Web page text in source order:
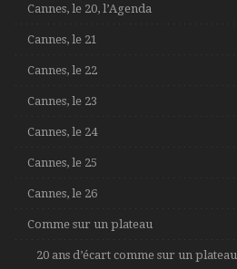
Cannes, le 20, l’Agenda
Cannes, le 21
Cannes, le 22
Cannes, le 23
Cannes, le 24
Cannes, le 25
Cannes, le 26
Comme sur un plateau
20 ans d’écart comme sur un plateau